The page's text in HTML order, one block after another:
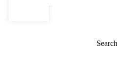
Search